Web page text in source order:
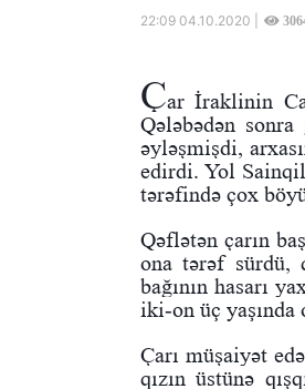
22:09 04.10.2020 |
Çar İraklinin
Qələbədən
əyləşmişdi,
edirdi. Yol
tərəfində çox
Qəflətən çarın
ona tərəf sürdü,
bağının hasarı
iki-on üç yaşında
Çarı müşaiyət
qızın üstünə